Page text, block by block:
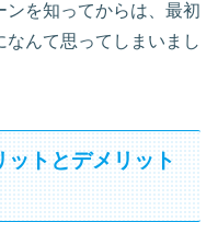
を知ってからは、最初
んて思ってしまいまし
ットとデメリット